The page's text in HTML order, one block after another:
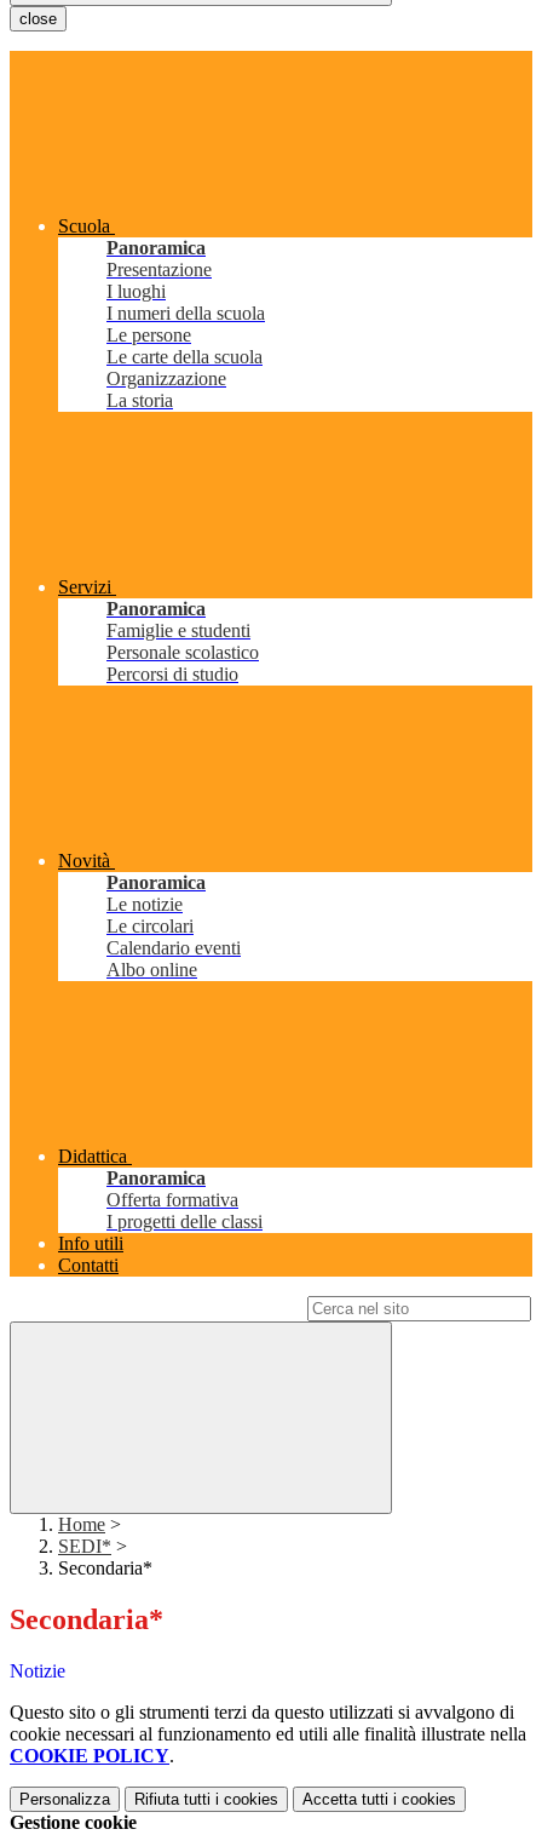
close
Scuola
Panoramica
Presentazione
I luoghi
I numeri della scuola
Le persone
Le carte della scuola
Organizzazione
La storia
Servizi
Panoramica
Famiglie e studenti
Personale scolastico
Percorsi di studio
Novità
Panoramica
Le notizie
Le circolari
Calendario eventi
Albo online
Didattica
Panoramica
Offerta formativa
I progetti delle classi
Info utili
Contatti
Home >
SEDI* >
Secondaria*
Secondaria*
Notizie
Questo sito o gli strumenti terzi da questo utilizzati si avvalgono di
cookie necessari al funzionamento ed utili alle finalità illustrate nella
COOKIE POLICY.
Personalizza Rifiuta tutti i cookies Accetta tutti i cookies
Gestione cookie